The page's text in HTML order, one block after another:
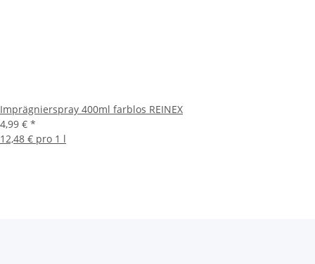
Imprägnierspray 400ml farblos REINEX
4,99 € *
12,48 € pro 1 l